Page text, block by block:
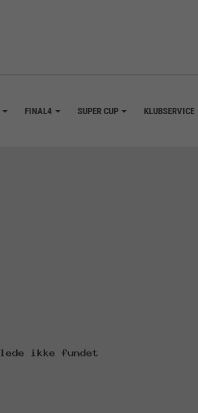
FINAL4 SUPER CUP KLUBSERVICE